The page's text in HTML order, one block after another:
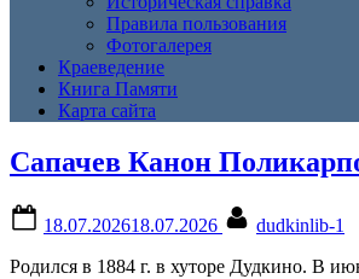
Правила пользования
Фотогалерея
Краеведение
Книга Памяти
Карта сайта
Рубрика:
Книга
ПАМЯТИ
Сапачев Канон
on
18.07.202618.07.2026
dudkinlib-1
Родился в 1884 г. в хуторе Дудкино. В